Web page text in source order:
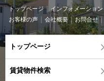
トップページ インフォメーション
お客様の声
会社概要 お問合せ
トップページ
賃貸物件検索